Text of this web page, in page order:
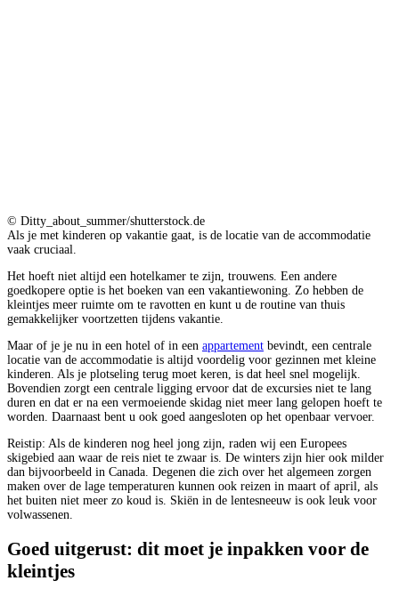
© Ditty_about_summer/shutterstock.de
Als je met kinderen op vakantie gaat, is de locatie van de accommodatie
vaak cruciaal.
Het hoeft niet altijd een hotelkamer te zijn, trouwens. Een andere
goedkopere optie is het boeken van een vakantiewoning. Zo hebben de
kleintjes meer ruimte om te ravotten en kunt u de routine van thuis
gemakkelijker voortzetten tijdens vakantie.
Maar of je je nu in een hotel of in een appartement bevindt, een centrale
locatie van de accommodatie is altijd voordelig voor gezinnen met kleine
kinderen. Als je plotseling terug moet keren, is dat heel snel mogelijk.
Bovendien zorgt een centrale ligging ervoor dat de excursies niet te lang
duren en dat er na een vermoeiende skidag niet meer lang gelopen hoeft te
worden. Daarnaast bent u ook goed aangesloten op het openbaar vervoer.
Reistip: Als de kinderen nog heel jong zijn, raden wij een Europees
skigebied aan waar de reis niet te zwaar is. De winters zijn hier ook milder
dan bijvoorbeeld in Canada. Degenen die zich over het algemeen zorgen
maken over de lage temperaturen kunnen ook reizen in maart of april, als
het buiten niet meer zo koud is. Skiën in de lentesneeuw is ook leuk voor
volwassenen.
Goed uitgerust: dit moet je inpakken voor de
kleintjes